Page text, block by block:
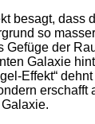
besagt, dass
so
Gefüge der
Galaxie
Effekt“
erschafft